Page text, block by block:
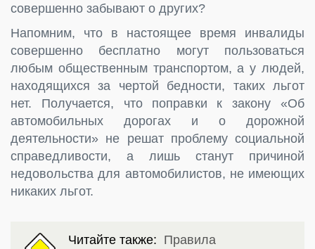
совершенно забывают о других?
Напомним, что в настоящее время инвалиды
совершенно бесплатно могут пользоваться
любым общественным транспортом, а у людей,
находящихся за чертой бедности, таких льгот
нет. Получается, что поправки к закону «Об
автомобильных дорогах и о дорожной
деятельности» не решат проблему социальной
справедливости, а лишь станут причиной
недовольства для автомобилистов, не имеющих
никаких льгот.
Читайте также: Правила